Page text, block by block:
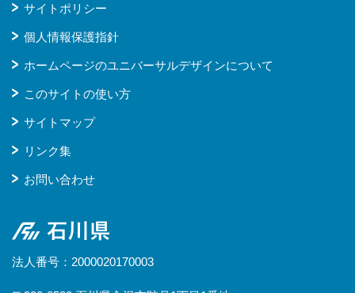
サイトポリシー
個人情報保護指針
ホームページのユニバーサルデザインについて
このサイトの使い方
サイトマップ
リンク集
お問い合わせ
石川県
法人番号：2000020170003